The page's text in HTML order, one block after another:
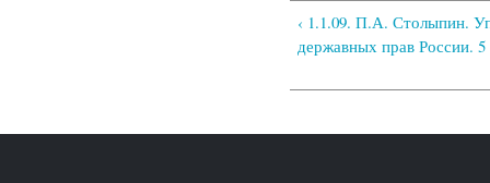
‹ 1.1.09. П.А. Столыпин.
державных прав России. 5